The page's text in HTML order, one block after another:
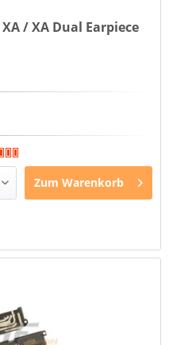
/ XA Dual Earpiece
Zum Warenkorb